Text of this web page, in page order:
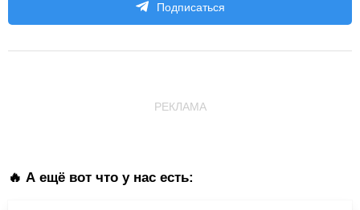
Подписаться
РЕКЛАМА
🔥 А ещё вот что у нас есть: